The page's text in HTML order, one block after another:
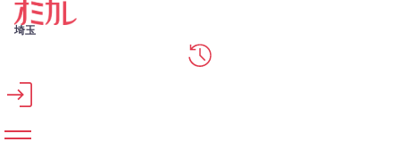
メインコンテンツへスキップ
埼玉